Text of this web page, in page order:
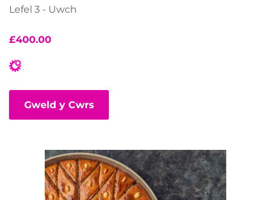
Lefel 3 - Uwch
£400.00
Gweld y Cwrs